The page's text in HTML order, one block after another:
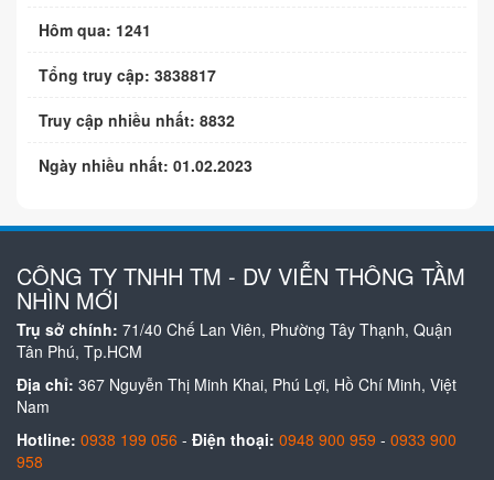
Hôm qua: 1241
Tổng truy cập: 3838817
Truy cập nhiều nhất: 8832
Ngày nhiều nhất: 01.02.2023
CÔNG TY TNHH TM - DV VIỄN THÔNG TẦM
NHÌN MỚI
Trụ sở chính: 71/40 Chế Lan Viên, Phường Tây Thạnh, Quận
Tân Phú, Tp.HCM
Địa chỉ: 367 Nguyễn Thị Minh Khai, Phú Lợi, Hồ Chí Minh, Việt
Nam
Hotline: 0938 199 056 - Điện thoại: 0948 900 959 - 0933 900
958